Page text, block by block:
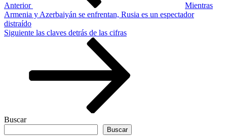
Anterior
Mientras
Armenia y Azerbaiyán se enfrentan, Rusia es un espectador
distraído
Siguiente
Siguiente las claves detrás de las cifras
Buscar
Buscar